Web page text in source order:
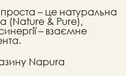
– це натуральна
(Nature & Pure),
– взаємне
Napura